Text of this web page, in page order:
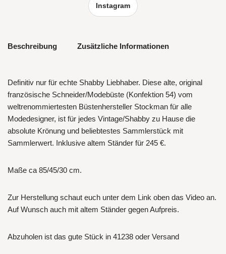
Instagram
Beschreibung Zusätzliche Informationen
Definitiv nur für echte Shabby Liebhaber. Diese alte, original
französische Schneider/Modebüste (Konfektion 54) vom
weltrenommiertesten Büstenhersteller Stockman für alle
Modedesigner, ist für jedes Vintage/Shabby zu Hause die
absolute Krönung und beliebtestes Sammlerstück mit
Sammlerwert. Inklusive altem Ständer für 245 €.
Maße ca 85/45/30 cm.
Zur Herstellung schaut euch unter dem Link oben das Video an.
Auf Wunsch auch mit altem Ständer gegen Aufpreis.
Abzuholen ist das gute Stück in 41238 oder Versand